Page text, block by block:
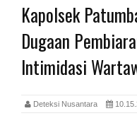
Kapolsek
Dugaan
Intimidasi
Deteksi Nusantara